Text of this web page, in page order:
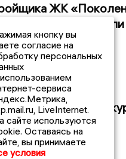
ЖК
Строй» передали
официально
в должности
области
кнопку вы
согласие на
персональных
сервиса
LiveInternet.
сайте используются
Оставаясь на
вы принимаете
условия